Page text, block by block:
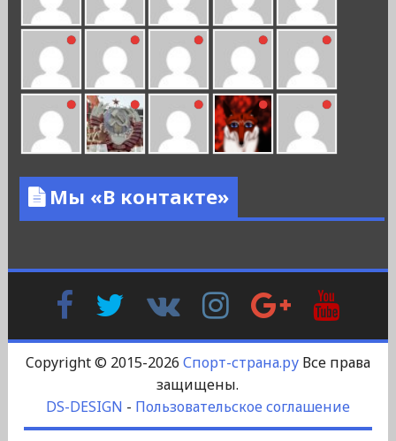
Мы «В контакте»
FacebookTwitter
Контакте
InstagramGoogle
Plus
Copyright © 2015-2026 Спорт-страна.руВсе права
защищены.
DS-DESIGN - Пользовательское соглашение